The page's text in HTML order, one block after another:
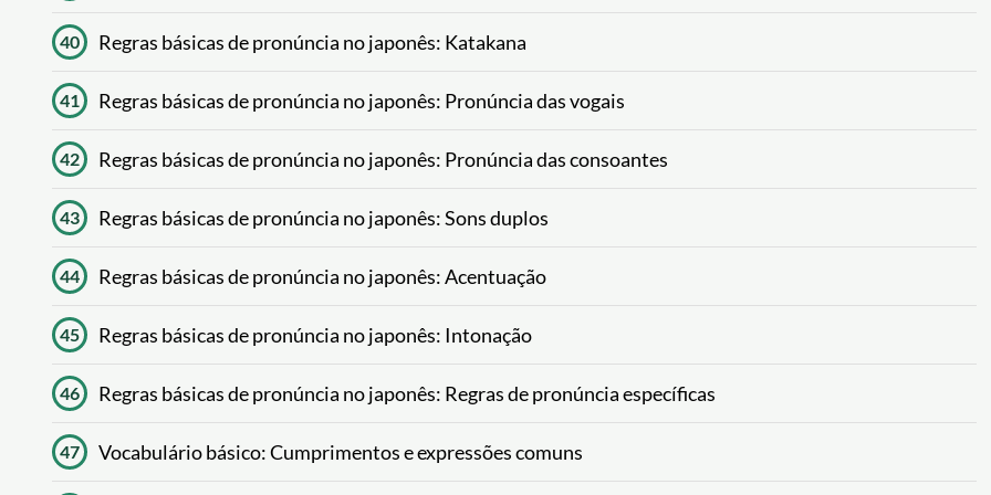
40 Regras básicas de pronúncia no japonês: Katakana
41 Regras básicas de pronúncia no japonês: Pronúncia das vogais
42 Regras básicas de pronúncia no japonês: Pronúncia das consoantes
43 Regras básicas de pronúncia no japonês: Sons duplos
44 Regras básicas de pronúncia no japonês: Acentuação
45 Regras básicas de pronúncia no japonês: Intonação
46 Regras básicas de pronúncia no japonês: Regras de pronúncia específicas
47 Vocabulário básico: Cumprimentos e expressões comuns